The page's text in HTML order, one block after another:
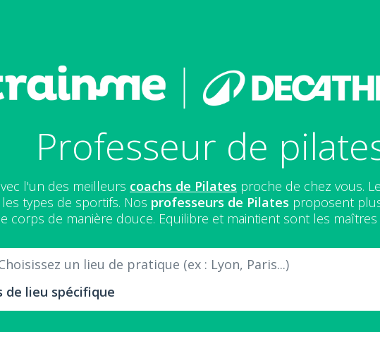
Professeur de
l'un des meilleurs coachs de Pilates proche de chez vous.
types de sportifs. Nos professeurs de Pilates proposent
corps de manière douce. Equilibre et maintient sont les
un lieu de pratique (ex : Lyon, Paris...)